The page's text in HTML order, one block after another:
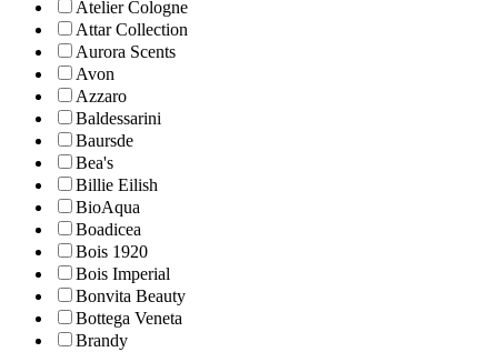
Atelier Cologne
Attar Collection
Aurora Scents
Avon
Azzaro
Baldessarini
Baursde
Bea's
Billie Eilish
BioAqua
Boadicea
Bois 1920
Bois Imperial
Bonvita Beauty
Bottega Veneta
Brandy